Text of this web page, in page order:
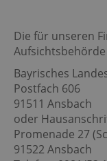
Die für unseren
Bayrisches
Postfach 606
91511 Ansbach
oder
Promenade 27
91522 Ansbach